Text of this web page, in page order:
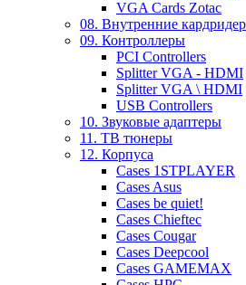
VGA Cards Zotac
08. Внутренние
09. Контроллеры
PCI Controllers
Splitter VGA - HDMI
Splitter VGA \ HDMI
USB Controllers
10. Звуковые адаптеры
11. ТВ тюнеры
12. Корпуса
Cases 1STPLAYER
Cases Asus
Cases be quiet!
Cases Chieftec
Cases Cougar
Cases Deepcool
Cases GAMEMAX